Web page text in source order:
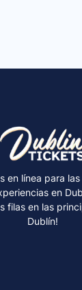
en línea para
en
filas en las
Dublín!